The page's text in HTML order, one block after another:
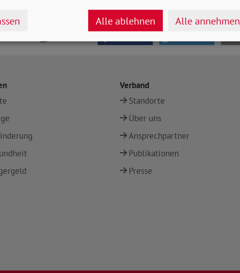
Verband
Standorte
Über uns
Ansprechpartner
Publikationen
Presse
Alle ablehnen Alle annehmen